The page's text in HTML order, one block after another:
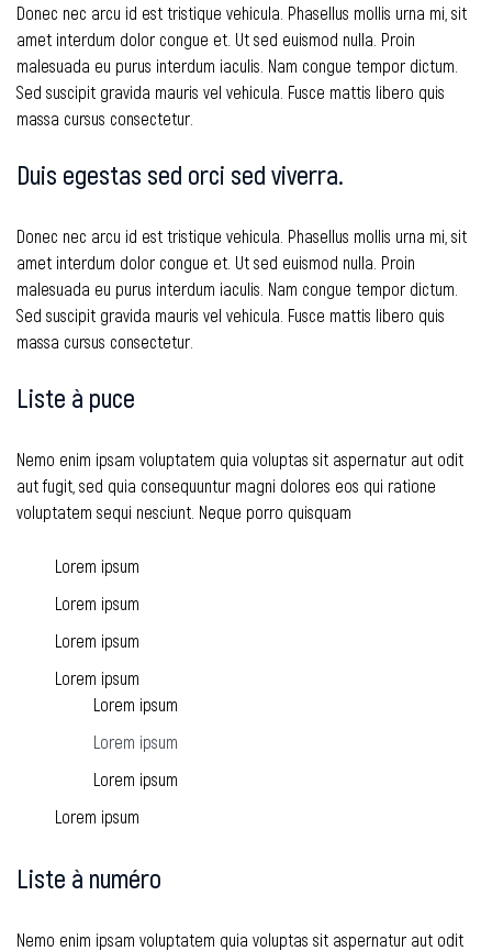
Donec nec arcu id est tristique vehicula. Phasellus mollis urna mi, sit
amet interdum dolor congue et. Ut sed euismod nulla. Proin
malesuada eu purus interdum iaculis. Nam congue tempor dictum.
Sed suscipit gravida mauris vel vehicula. Fusce mattis libero quis
massa cursus consectetur.
Duis egestas sed orci sed viverra.
Donec nec arcu id est tristique vehicula. Phasellus mollis urna mi, sit
amet interdum dolor congue et. Ut sed euismod nulla. Proin
malesuada eu purus interdum iaculis. Nam congue tempor dictum.
Sed suscipit gravida mauris vel vehicula. Fusce mattis libero quis
massa cursus consectetur.
Liste à puce
Nemo enim ipsam voluptatem quia voluptas sit aspernatur aut odit
aut fugit, sed quia consequuntur magni dolores eos qui ratione
voluptatem sequi nesciunt. Neque porro quisquam
Lorem ipsum
Lorem ipsum
Lorem ipsum
Lorem ipsum
Lorem ipsum
Lorem ipsum
Lorem ipsum
Lorem ipsum
Liste à numéro
Nemo enim ipsam voluptatem quia voluptas sit aspernatur aut odit